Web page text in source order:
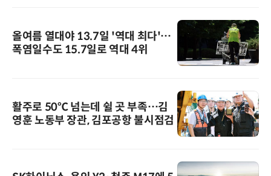
올여름 열대야 13.7일 '역대 최다'…
폭염일수도 15.7일로 역대 4위
활주로 50℃ 넘는데 쉴 곳 부족…김
영훈 노동부 장관, 김포공항 불시점검